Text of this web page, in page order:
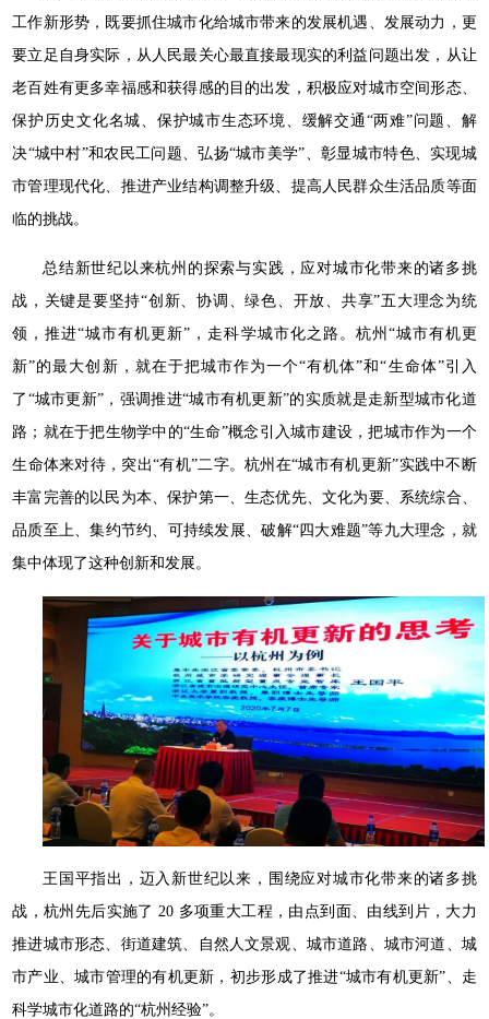
工作新形势，既要抓住城市化给城市带来的发展机遇、发展动力，更
要立足自身实际，从人民最关心最直接最现实的利益问题出发，从让
老百姓有更多幸福感和获得感的目的出发，积极应对城市空间形态、
保护历史文化名城、保护城市生态环境、缓解交通“两难”问题、解
决“城中村”和农民工问题、弘扬“城市美学”、彰显城市特色、实现城
市管理现代化、推进产业结构调整升级、提高人民群众生活品质等面
临的挑战。
总结新世纪以来杭州的探索与实践，应对城市化带来的诸多挑
战，关键是要坚持“创新、协调、绿色、开放、共享”五大理念为统
领，推进“城市有机更新”，走科学城市化之路。杭州“城市有机更
新”的最大创新，就在于把城市作为一个“有机体”和“生命体”引入
了“城市更新”，强调推进“城市有机更新”的实质就是走新型城市化道
路；就在于把生物学中的“生命”概念引入城市建设，把城市作为一个
生命体来对待，突出“有机”二字。杭州在“城市有机更新”实践中不断
丰富完善的以民为本、保护第一、生态优先、文化为要、系统综合、
品质至上、集约节约、可持续发展、破解“四大难题”等九大理念，就
集中体现了这种创新和发展。
王国平指出，迈入新世纪以来，围绕应对城市化带来的诸多挑
战，杭州先后实施了 20 多项重大工程，由点到面、由线到片，大力
推进城市形态、街道建筑、自然人文景观、城市道路、城市河道、城
市产业、城市管理的有机更新，初步形成了推进“城市有机更新”、走
科学城市化道路的“杭州经验”。